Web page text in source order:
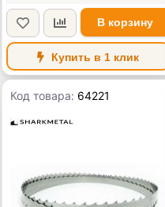
В корзину
Купить в 1 клик
Код товара: 64221